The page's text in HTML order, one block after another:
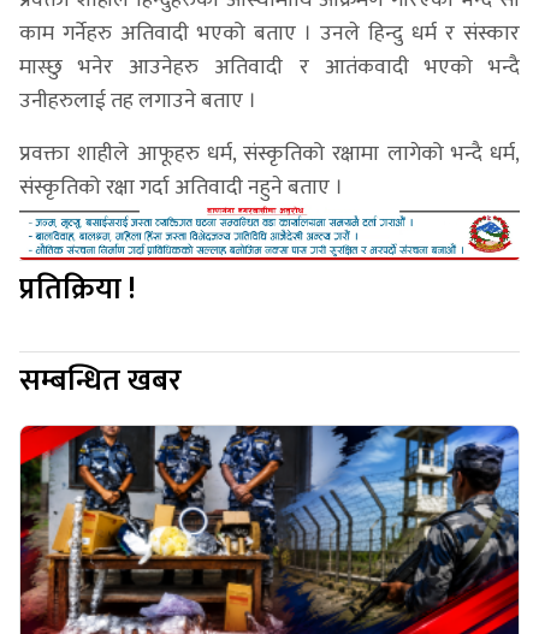
काम गर्नेहरु अतिवादी भएको बताए । उनले हिन्दु धर्म र संस्कार
मास्छु भनेर आउनेहरु अतिवादी र आतंकवादी भएको भन्दै
उनीहरुलाई तह लगाउने बताए ।
प्रवक्ता शाहीले आफूहरु धर्म, संस्कृतिको रक्षामा लागेको भन्दै धर्म,
संस्कृतिको रक्षा गर्दा अतिवादी नहुने बताए ।
प्रतिक्रिया !
सम्बन्धित खबर